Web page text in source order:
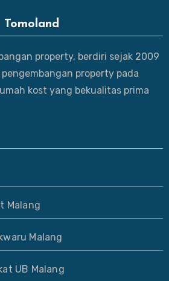
property, berdiri sejak 2009
property pada
kost yang bekualitas prima
Malang
Malang
UB Malang